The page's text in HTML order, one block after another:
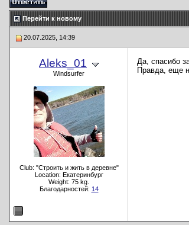
Перейти к новому
20.07.2025, 14:39
Aleks_01
Windsurfer
Club: "Строить и жить в деревне"
Location: Екатеринбург
Weight: 75 kg.
Благодарностей: 14
Да, спасибо
Правда, еще